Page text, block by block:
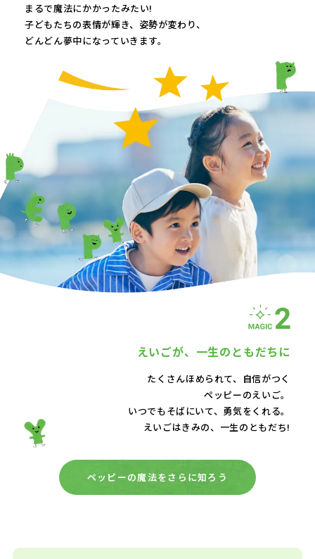
まるで魔法にかかったみたい!
子どもたちの表情が輝き、 姿勢が変わり、
どんどん夢中になっていきます。
えいごが、 一生のともだちに
たくさんほめられて、自信がつく
ペッピーのえいご。
いつでもそばにいて、 勇気をくれる。
えいごはきみの、一生のともだち!
ペッピーの魔法をさらに知ろう